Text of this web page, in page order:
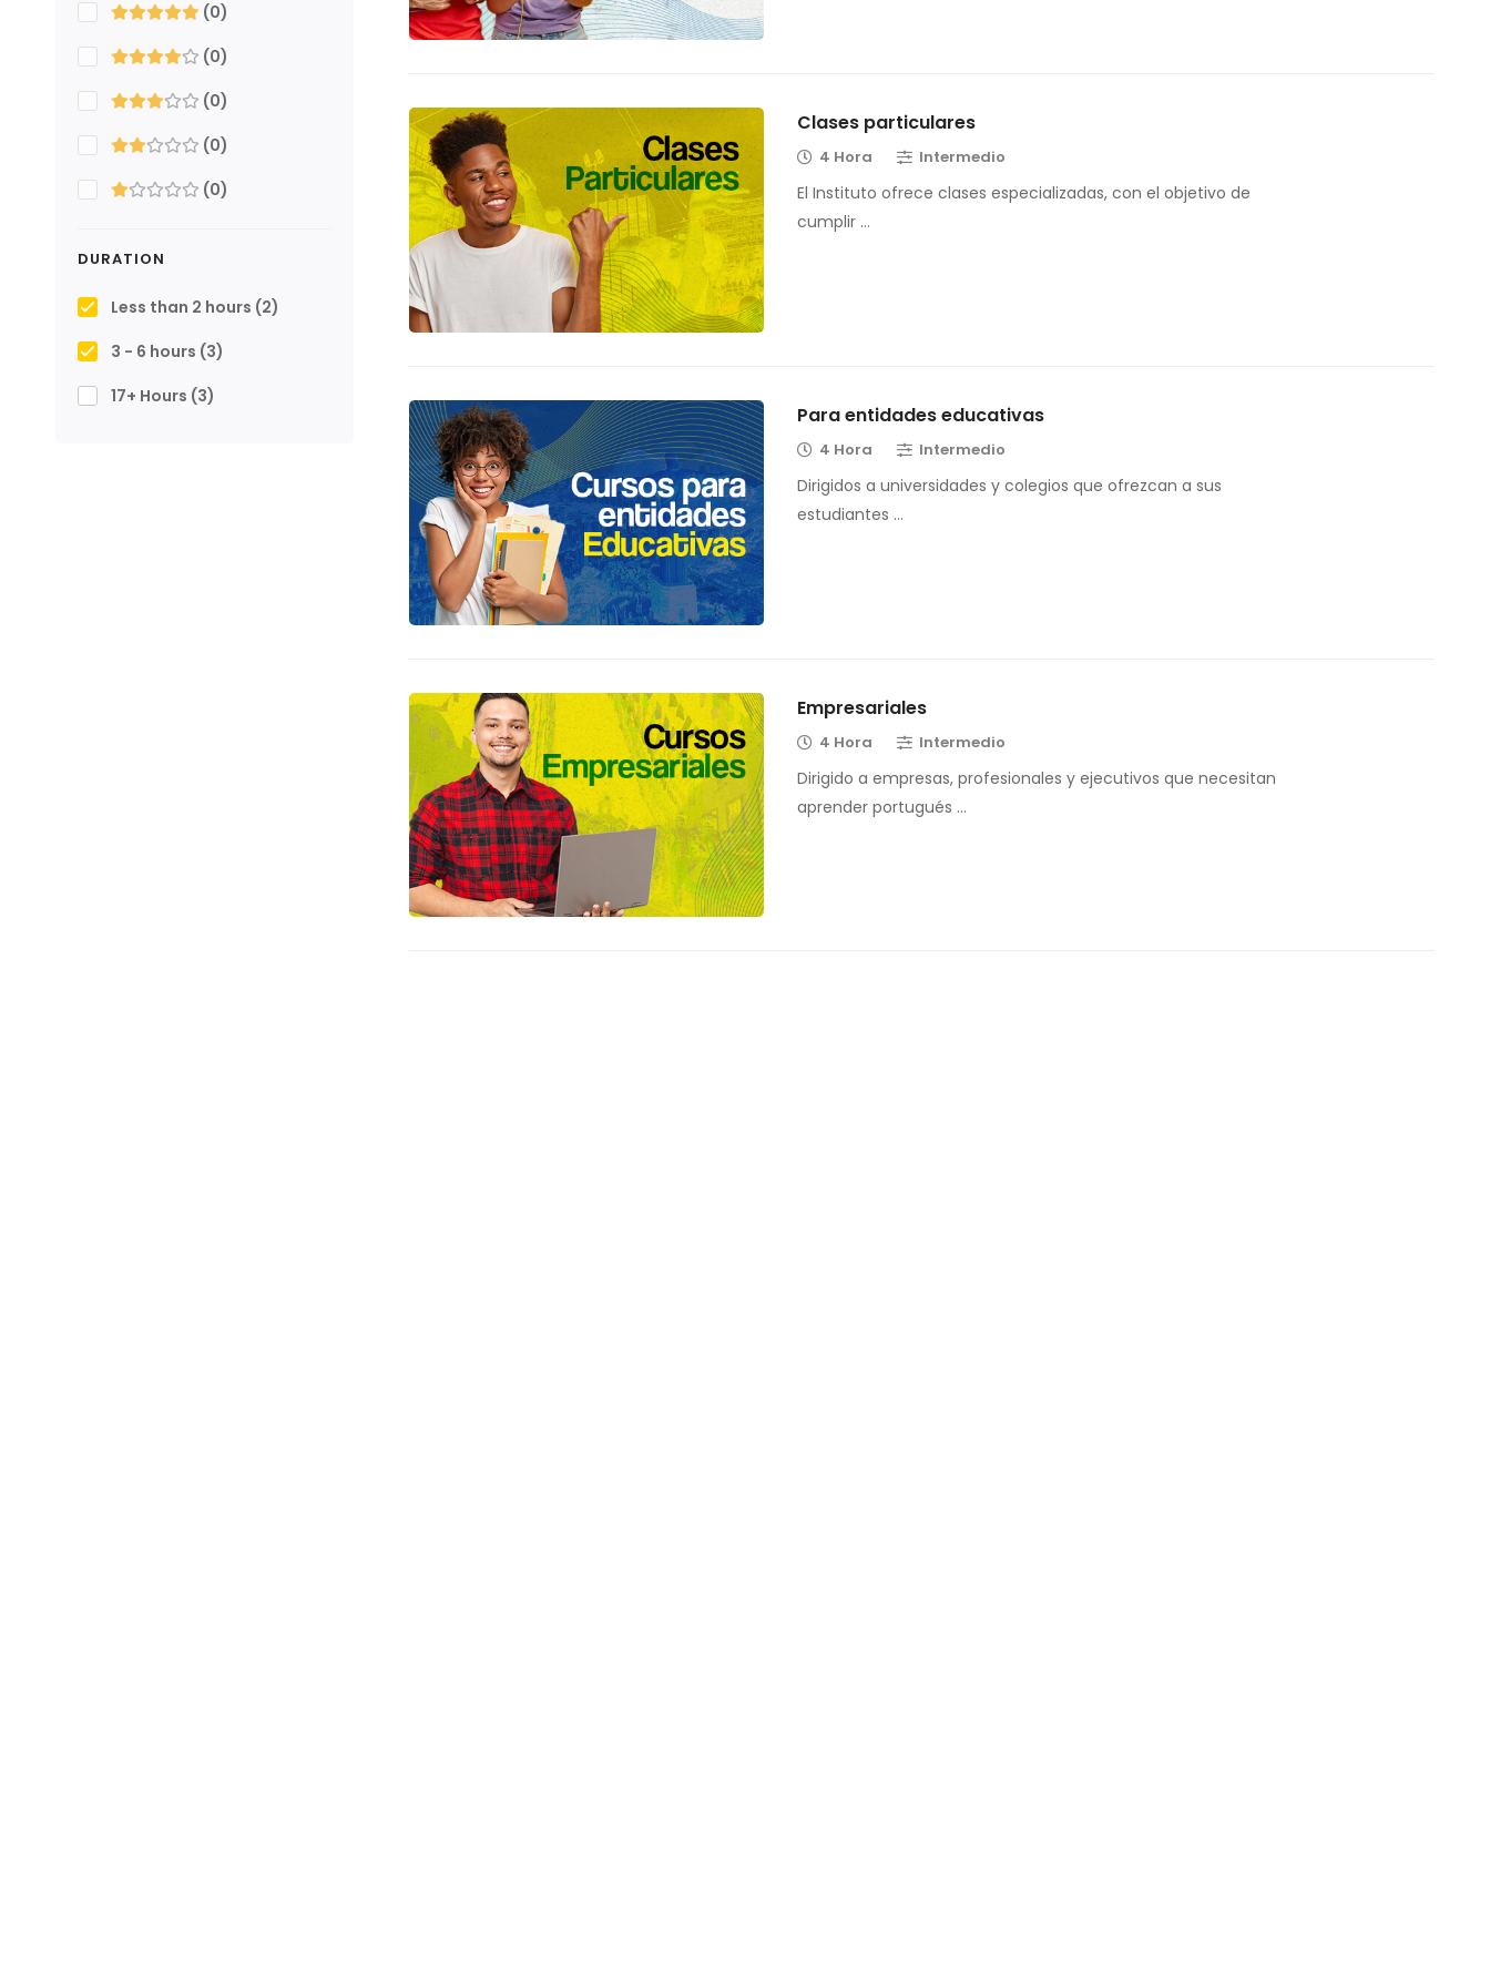
(0)
(0)
(0)
(0)
(0)
DURATION
Less than 2 hours (2)
3 - 6 hours (3)
17+ Hours (3)
Clases particulares
4 Hora Intermedio
El Instituto ofrece clases especializadas, con el objetivo de
cumplir …
Para entidades educativas
4 Hora Intermedio
Dirigidos a universidades y colegios que ofrezcan a sus
estudiantes …
Empresariales
4 Hora Intermedio
Dirigido a empresas, profesionales y ejecutivos que necesitan
aprender portugués …